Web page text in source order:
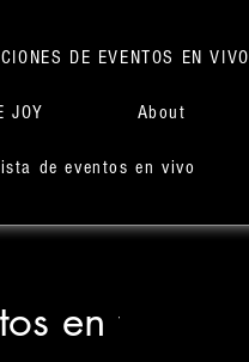
DE EVENTOS EN VIVO
JOY About
de eventos en vivo
en vivo